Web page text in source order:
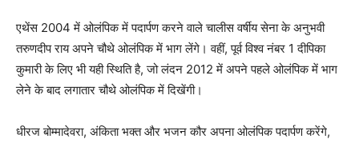
एथेंस 2004 में ओलंपिक में पदार्पण करने वाले चालीस वर्षीय सेना के अनुभवी
तरुणदीप राय अपने चौथे ओलंपिक में भाग लेंगे। वहीं, पूर्व विश्व नंबर 1 दीपिका
कुमारी के लिए भी यही स्थिति है, जो लंदन 2012 में अपने पहले ओलंपिक में भाग
लेने के बाद लगातार चौथे ओलंपिक में दिखेंगी।
धीरज बोम्मादेवरा, अंकिता भक्त और भजन कौर अपना ओलंपिक पदार्पण करेंगे,